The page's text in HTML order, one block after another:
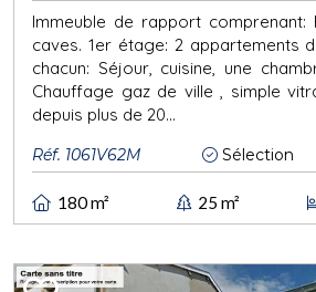
Immeuble de rapport comprenant:
caves. 1er étage: 2 appartements
chacun: Séjour, cuisine, une
Chauffage gaz de ville , simple
depuis plus de 20...
Réf. 1061V62M Sélection
180 m² 25 m²